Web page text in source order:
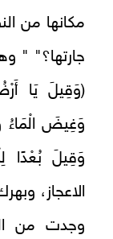
مكانها من
جارتها؟" "
(وَقِيلَ يَا
وَغِيضَ
وَقِيلَ بُعْدًا
الاعجاز،
وجدت من